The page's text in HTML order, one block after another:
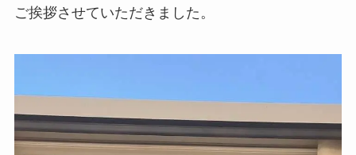
ご挨拶させていただきました。